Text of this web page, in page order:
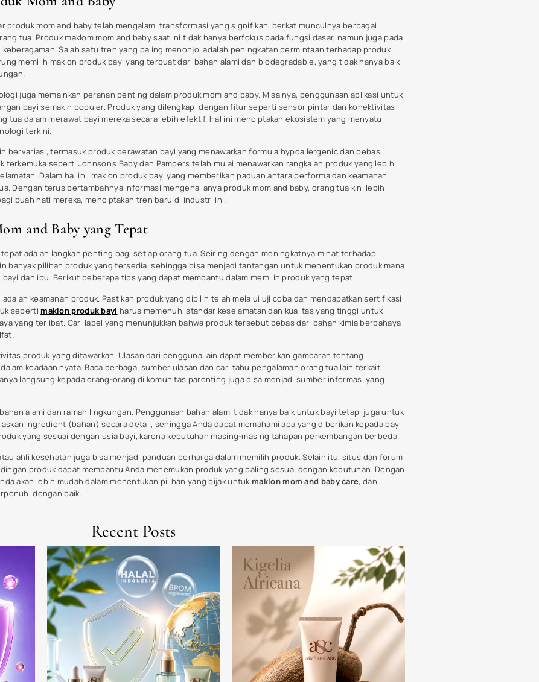
ingredient (bahan) secara detail, sehingga Anda dapat memahami apa yang diberikan kepada bayi
yang sesuai dengan usia bayi, karena kebutuhan masing-masing tahapan perkembangan berbeda.
ahli kesehatan juga bisa menjadi panduan berharga dalam memilih produk. Selain itu, situs dan forum
produk dapat membantu Anda menemukan produk yang paling sesuai dengan kebutuhan. Dengan
dengan baik.
Menyongsong Babak Baru
Kosmetik Per 17 Oktober 2026
Kigelia Africana: More Than
Your Mark In The Beauty Industry
end-to-end cosmetic manufacturing solutions to build your brand successfully. Let’s make
something beautiful together.
Consultation